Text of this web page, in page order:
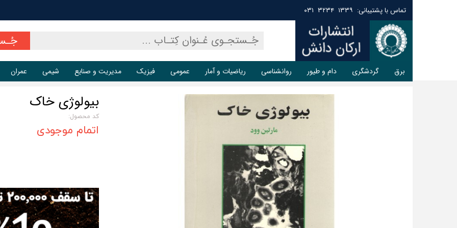
برق گردشگری دام و طیور روانشناسی ریاضیات و آمار عمومی فیزیک مدیریت و صنایع شیمی عمران
تماس با پشتیبانی: ۱۳۳۹ ۳۲۳۴ ۰۳۱
بیولوژی خاک
کد محصول:
اتمام موجودی